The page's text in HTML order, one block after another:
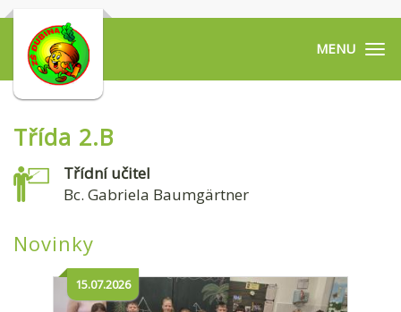
Třída 2.B
Třídní učitel
Bc. Gabriela Baumgärtner
Novinky
15.07.2026